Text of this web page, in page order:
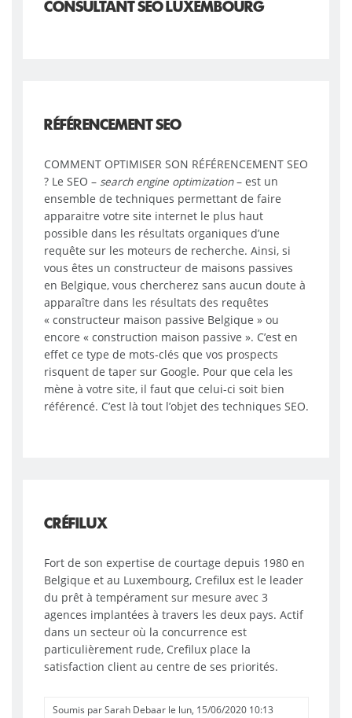
CONSULTANT SEO LUXEMBOURG
RÉFÉRENCEMENT SEO
COMMENT OPTIMISER SON RÉFÉRENCEMENT SEO
? Le SEO – search engine optimization– est un
ensemble de techniques permettant de faire
apparaitre votre site internet le plus haut
possible dans les résultats organiques d’une
requête sur les moteurs de recherche. Ainsi, si
vous êtes un constructeur de maisons passives
en Belgique, vous chercherez sans aucun doute à
apparaître dans les résultats des requêtes
« constructeur maison passive Belgique » ou
encore « construction maison passive ». C’est en
effet ce type de mots-clés que vos prospects
risquent de taper sur Google. Pour que cela les
mène à votre site, il faut que celui-ci soit bien
référencé. C’est là tout l’objet des techniques SEO.
CRÉFILUX
Fort de son expertise de courtage depuis 1980 en
Belgique et au Luxembourg, Crefilux est le leader
du prêt à tempérament sur mesure avec 3
agences implantées à travers les deux pays. Actif
dans un secteur où la concurrence est
particulièrement rude, Crefilux place la
satisfaction client au centre de ses priorités.
Soumis parSarah Debaarle lun, 15/06/2020 10:13